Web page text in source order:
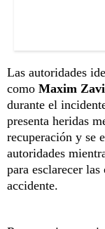
Las autoridades
como Maxim
durante el
presenta heridas
recuperación y se
autoridades
para esclarecer
accidente.